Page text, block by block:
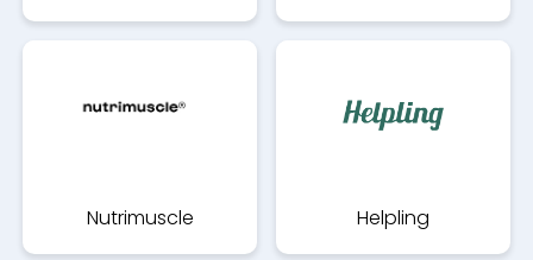
Nutrimuscle Helpling